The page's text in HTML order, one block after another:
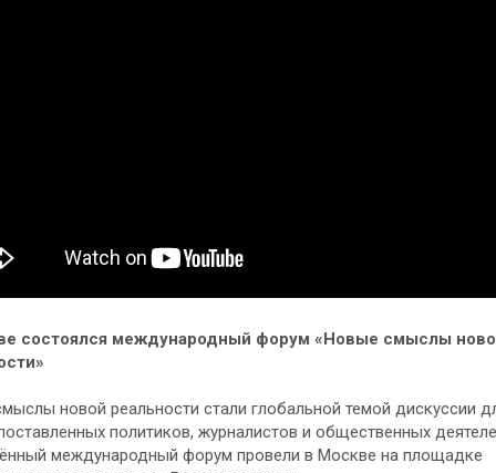
состоялся международный форум «Новые смыслы
новой реальности стали глобальной темой дискуссии
политиков, журналистов и общественных
международный форум провели в Москве на площадке